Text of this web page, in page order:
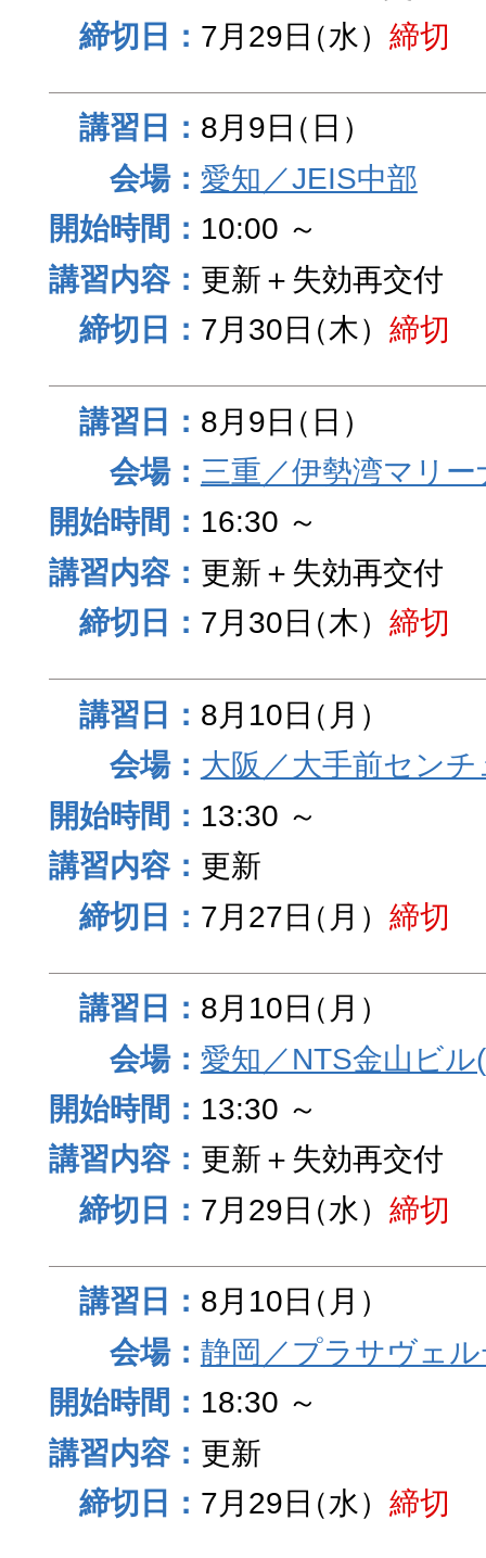
7月29日（水） 締切
8月9日（日）
愛知／JEIS中部
10:00 ～
更新＋失効再交付
7月30日（木） 締切
8月9日（日）
三重／伊勢湾マリー
16:30 ～
更新＋失効再交付
7月30日（木） 締切
8月10日（月）
大阪／大手前セン
13:30 ～
更新
7月27日（月） 締切
8月10日（月）
愛知／NTS金山ビ
13:30 ～
更新＋失効再交付
7月29日（水） 締切
8月10日（月）
静岡／プラサヴェ
18:30 ～
更新
7月29日（水） 締切